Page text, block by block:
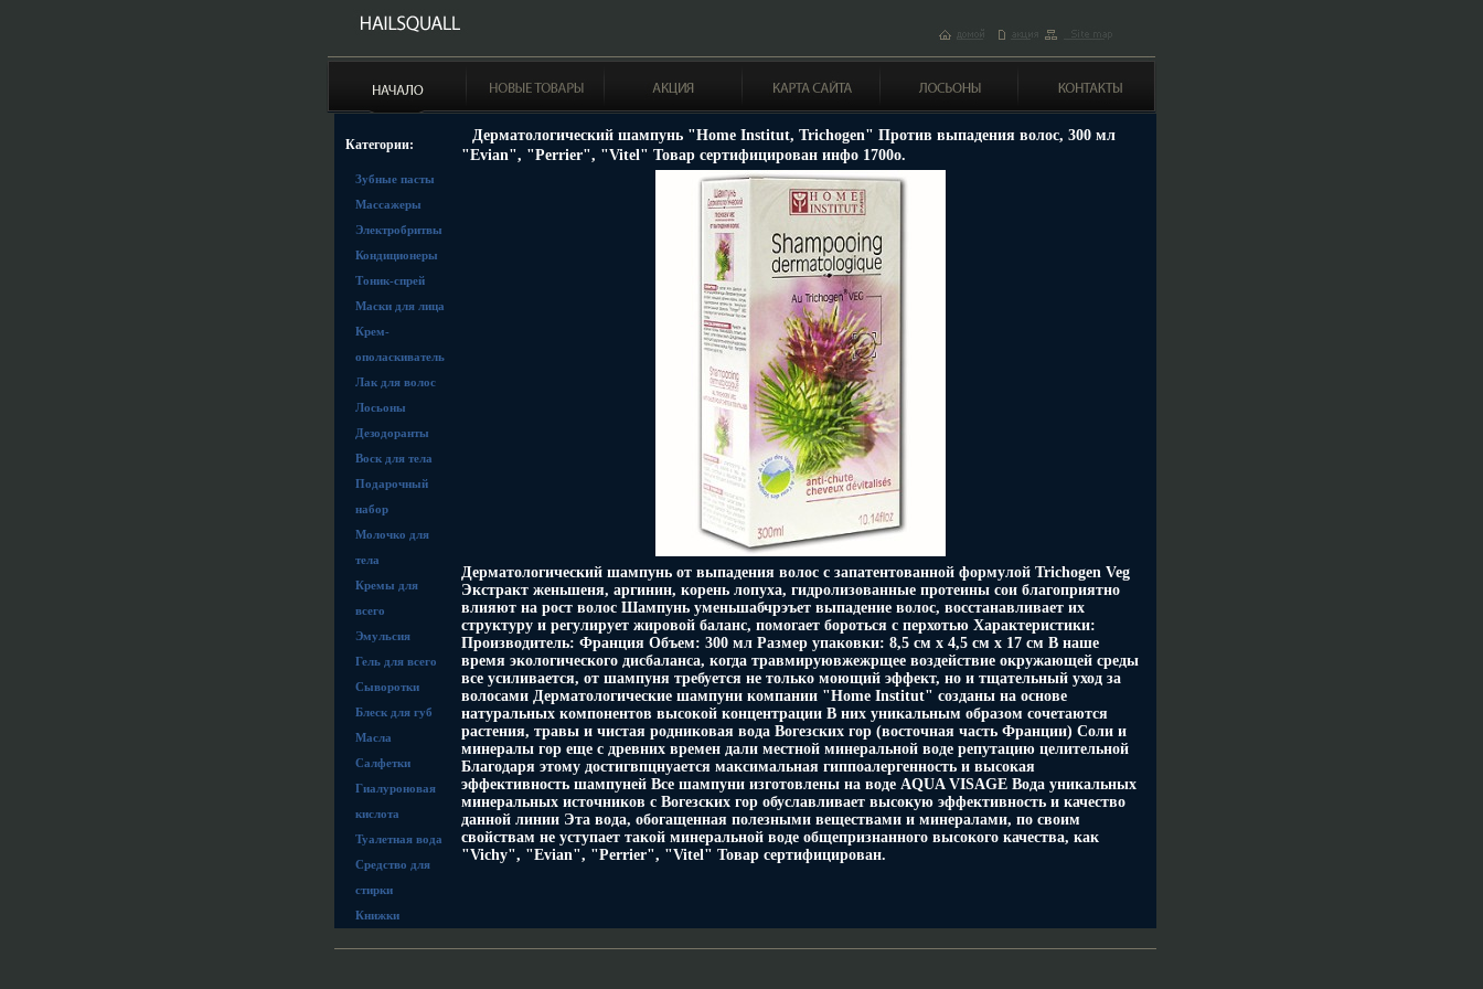
Категории:
Зубные пасты
Массажеры
Электробритвы
Кондиционеры
Тоник-спрей
Маски для лица
Крем-
ополаскиватель
Лак для волос
Лосьоны
Дезодоранты
Воск для тела
Подарочный
набор
Молочко для
тела
Кремы для
всего
Эмульсия
Гель для всего
Сыворотки
Блеск для губ
Масла
Салфетки
Гиалуроновая
кислота
Туалетная вода
Средство для
стирки
Книжки
Дерматологический шампунь "Home Institut, Trichogen" Против выпадения волос, 300 мл
"Evian", "Perrier", "Vitel" Товар сертифицирован инфо 1700o.
Дерматологический шампунь от выпадения волос с запатентованной формулой Trichogen Veg
Экстракт женьшеня, аргинин, корень лопуха, гидролизованные протеины сои благоприятно
влияют на рост волос Шампунь уменьшабчрэъет выпадение волос, восстанавливает их
структуру и регулирует жировой баланс, помогает бороться с перхотью Характеристики:
Производитель: Франция Объем: 300 мл Размер упаковки: 8,5 см х 4,5 см х 17 см В наше
время экологического дисбаланса, когда травмируювжежрщее воздействие окружающей среды
все усиливается, от шампуня требуется не только моющий эффект, но и тщательный уход за
волосами Дерматологические шампуни компании "Home Institut" созданы на основе
натуральных компонентов высокой концентрации В них уникальным образом сочетаются
растения, травы и чистая родниковая вода Вогезских гор (восточная часть Франции) Соли и
минералы гор еще с древних времен дали местной минеральной воде репутацию целительной
Благодаря этому достигвпцнуается максимальная гиппоалергенность и высокая
эффективность шампуней Все шампуни изготовлены на воде AQUA VISAGE Вода уникальных
минеральных источников с Вогезских гор обуславливает высокую эффективность и качество
данной линии Эта вода, обогащенная полезными веществами и минералами, по своим
свойствам не уступает такой минеральной воде общепризнанного высокого качества, как
"Vichy", "Evian", "Perrier", "Vitel" Товар сертифицирован.